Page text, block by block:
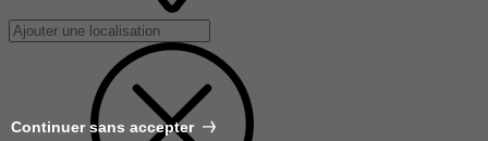
Continuer sans accepter